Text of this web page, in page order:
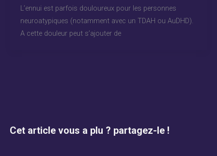
L’ennui est parfois douloureux pour les personnes
neuroatypiques (notamment avec un TDAH ou AuDHD).
A cette douleur peut s’ajouter de
Cet article vous a plu ? partagez-le !